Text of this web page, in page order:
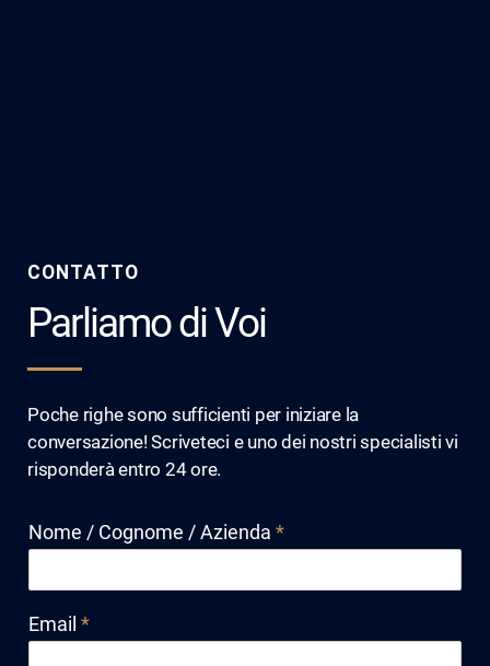
CONTATTO
Parliamo di Voi
Poche righe sono sufficienti per iniziare la
conversazione! Scriveteci e uno dei nostri specialisti vi
risponderà entro 24 ore.
Nome / Cognome / Azienda *
Email *